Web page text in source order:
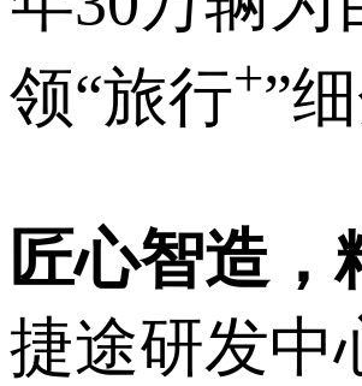
领“旅行+”
匠心智造，
捷途研发中